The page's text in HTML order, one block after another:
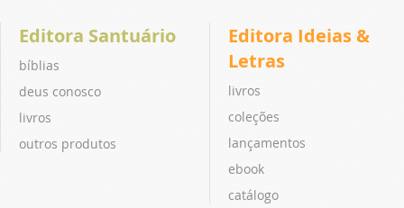
Editora Santuário
bíblias
deus conosco
livros
outros produtos
Editora Ideias &
Letras
livros
coleções
lançamentos
ebook
catálogo